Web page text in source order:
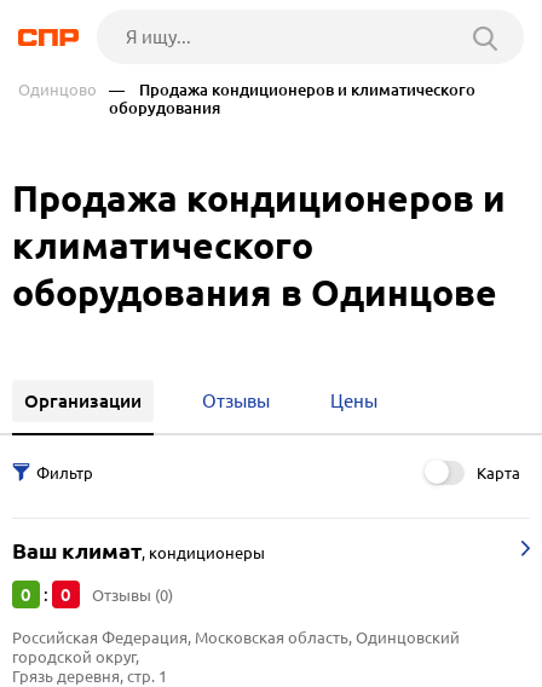
Одинцово
— Продажа кондиционеров и климатического
оборудования
Продажа кондиционеров и
климатического
оборудования в Одинцове
Организации Отзывы Цены
Карта
Ваш климат, кондиционеры
0 : 0 Отзывы (0)
Российская Федерация, Московская область, Одинцовский
городской округ,
Грязь деревня, стр. 1